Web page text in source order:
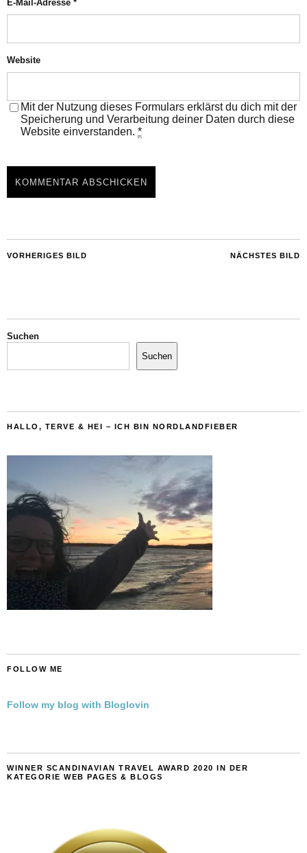
E-Mail-Adresse *
Website
Mit der Nutzung dieses Formulars erklärst du dich mit der
Speicherung und Verarbeitung deiner Daten durch diese
Website einverstanden. *
NÄCHSTES BILD
VORHERIGES BILD
Suchen
Suchen
HALLO, TERVE & HEI – ICH BIN NORDLANDFIEBER
FOLLOW ME
Follow my blog with Bloglovin
WINNER SCANDINAVIAN TRAVEL AWARD 2020 IN DER
KATEGORIE WEB PAGES & BLOGS